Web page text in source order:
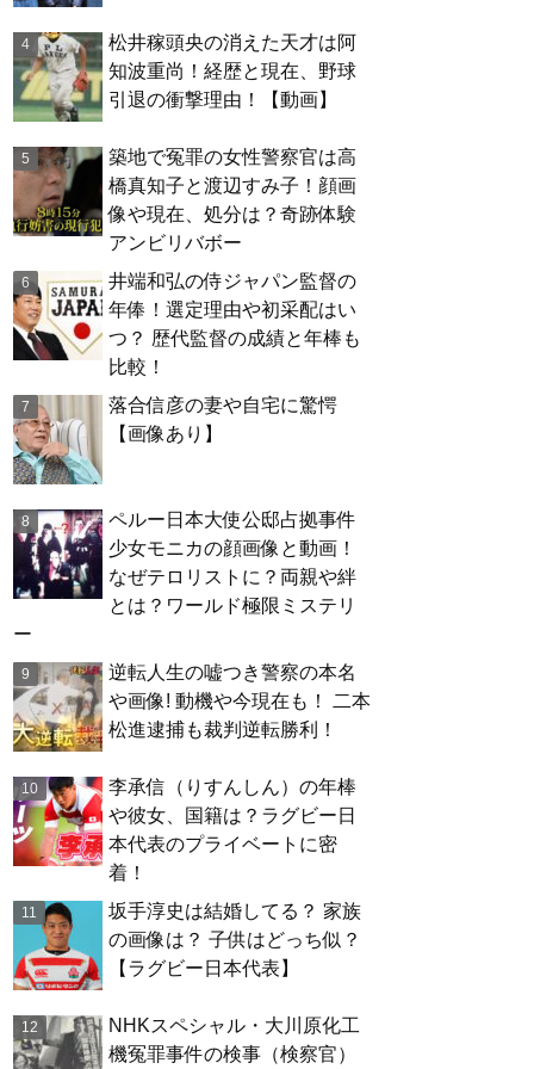
松井稼頭央の消えた天才は阿
知波重尚！経歴と現在、野球
引退の衝撃理由！【動画】
築地で冤罪の女性警察官は高
橋真知子と渡辺すみ子！顔画
像や現在、処分は？奇跡体験
アンビリバボー
井端和弘の侍ジャパン監督の
年俸！選定理由や初采配はい
つ？ 歴代監督の成績と年棒も
比較！
落合信彦の妻や自宅に驚愕
【画像あり】
ペルー日本大使公邸占拠事件
少女モニカの顔画像と動画！
なぜテロリストに？両親や絆
とは？ワールド極限ミステリ
ー
逆転人生の嘘つき警察の本名
や画像! 動機や今現在も！ 二本
松進逮捕も裁判逆転勝利！
李承信（りすんしん）の年棒
や彼女、国籍は？ラグビー日
本代表のプライベートに密
着！
坂手淳史は結婚してる？ 家族
の画像は？ 子供はどっち似？
【ラグビー日本代表】
NHKスペシャル・大川原化工
機冤罪事件の検事（検察官）